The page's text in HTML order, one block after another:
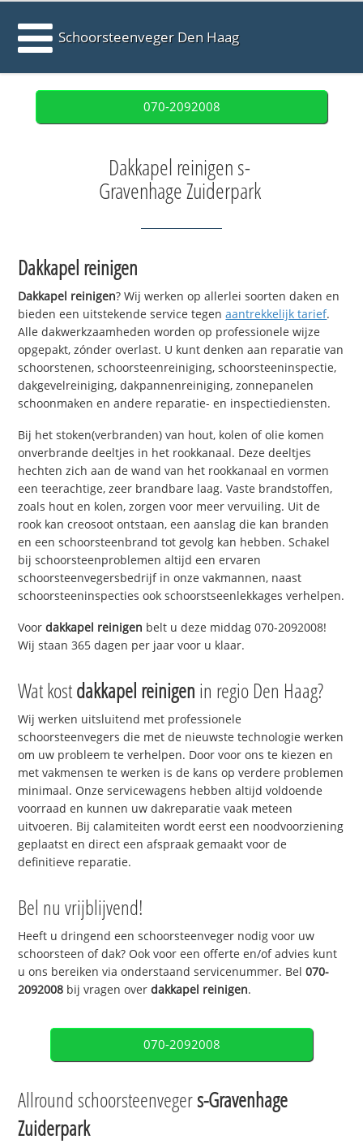
Schoorsteenveger Den Haag
070-2092008
Dakkapel reinigen s-
Gravenhage Zuiderpark
Dakkapel reinigen
Dakkapel reinigen? Wij werken op allerlei soorten daken en
bieden een uitstekende service tegenaantrekkelijk tarief.
Alle dakwerkzaamheden worden op professionele wijze
opgepakt, zónder overlast. U kunt denken aan reparatie van
schoorstenen, schoorsteenreiniging, schoorsteeninspectie,
dakgevelreiniging, dakpannenreiniging, zonnepanelen
schoonmaken en andere reparatie- en inspectiediensten.
Bij het stoken(verbranden) van hout, kolen of olie komen
onverbrande deeltjes in het rookkanaal. Deze deeltjes
hechten zich aan de wand van het rookkanaal en vormen
een teerachtige, zeer brandbare laag. Vaste brandstoffen,
zoals hout en kolen, zorgen voor meer vervuiling. Uit de
rook kan creosoot ontstaan, een aanslag die kan branden
en een schoorsteenbrand tot gevolg kan hebben. Schakel
bij schoorsteenproblemen altijd een ervaren
schoorsteenvegersbedrijf in onze vakmannen, naast
schoorsteeninspecties ook schoorstseenlekkages verhelpen.
Voordakkapel reinigen belt u deze middag 070-2092008!
Wij staan 365 dagen per jaar voor u klaar.
Wat kostdakkapel reinigen in regio Den Haag?
Wij werken uitsluitend met professionele
schoorsteenvegers die met de nieuwste technologie werken
om uw probleem te verhelpen. Door voor ons te kiezen en
met vakmensen te werken is de kans op verdere problemen
minimaal. Onze servicewagens hebben altijd voldoende
voorraad en kunnen uw dakreparatie vaak meteen
uitvoeren. Bij calamiteiten wordt eerst een noodvoorziening
geplaatst en direct een afspraak gemaakt voor de
definitieve reparatie.
Bel nu vrijblijvend!
Heeft u dringend een schoorsteenveger nodig voor uw
schoorsteen of dak? Ook voor een offerte en/of advies kunt
u ons bereiken via onderstaand servicenummer. Bel070-
2092008 bij vragen overdakkapel reinigen.
070-2092008
Allround schoorsteenvegers-Gravenhage
Zuiderpark